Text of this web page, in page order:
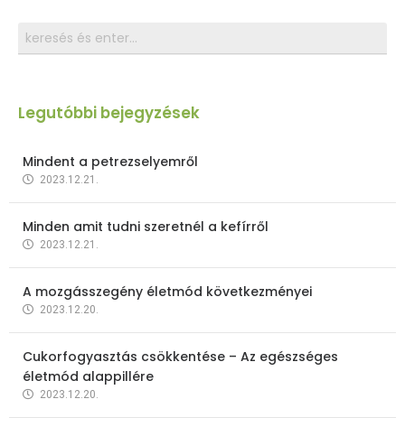
Legutóbbi bejegyzések
Mindent a petrezselyemről
2023.12.21.
Minden amit tudni szeretnél a kefírről
2023.12.21.
A mozgásszegény életmód következményei
2023.12.20.
Cukorfogyasztás csökkentése – Az egészséges
életmód alappillére
2023.12.20.